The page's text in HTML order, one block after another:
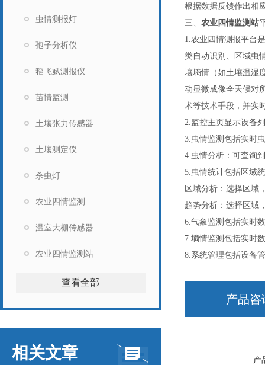
虫情测报灯
孢子分析仪
稻飞虱测报仪
苗情监测
土壤张力传感器
土壤测定仪
杀虫灯
农业四情监测
温室大棚传感器
农业四情监测站
查看全部
相关文章
根据数据反馈作出相
三、 农业四情监测站
1.农业四情测报平台
类自动识别、区域虫
壤墒情（如土壤温湿
动显微成像全天候对
术等技术手段，并实
2.监控主页显示设备
3.虫情监测包括实时
4.虫情分析：可查询
5.虫情统计包括区域
区域分析：选择区域
趋势分析：选择区域
6.气象监测包括实时
7.墒情监测包括实时
8.系统管理包括设备
产品咨
产